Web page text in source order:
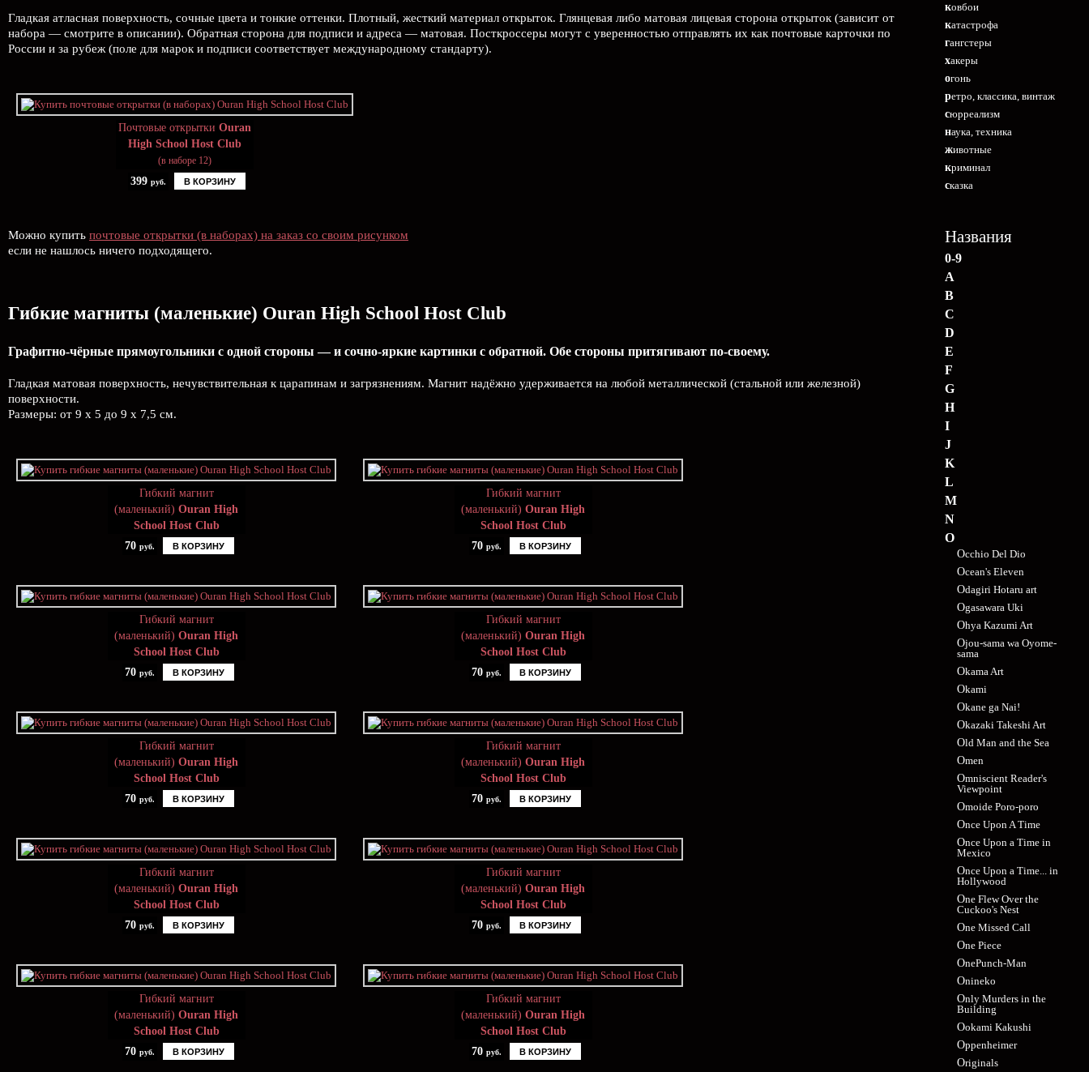
Гладкая атласная поверхность, сочные цвета и тонкие оттенки. Плотный, жесткий материал открыток. Глянцевая либо матовая лицевая сторона открыток (зависит от
набора — смотрите в описании). Обратная сторона для подписи и адреса — матовая. Посткроссеры могут с уверенностью отправлять их как почтовые карточки по
России и за рубеж (поле для марок и подписи соответствует международному стандарту).
Почтовые открытки Ouran
High School Host Club
(в наборе 12)
399 руб. В КОРЗИНУ
Можно купить почтовые открытки (в наборах) на заказ со своим рисунком
если не нашлось ничего подходящего.
Гибкие магниты (маленькие) Ouran High School Host Club
Графитно-чёрные прямоугольники с одной стороны — и сочно-яркие картинки с обратной. Обе стороны притягивают по-своему.
Гладкая матовая поверхность, нечувствительная к царапинам и загрязнениям. Магнит надёжно удерживается на любой металлической (стальной или железной)
поверхности.
Размеры: от 9 х 5 до 9 х 7,5 см.
Гибкий магнит
(маленький) Ouran High
School Host Club
70 руб. В КОРЗИНУ
Гибкий магнит
(маленький) Ouran High
School Host Club
70 руб. В КОРЗИНУ
Гибкий магнит
(маленький) Ouran High
School Host Club
70 руб. В КОРЗИНУ
Гибкий магнит
(маленький) Ouran High
School Host Club
70 руб. В КОРЗИНУ
Гибкий магнит
(маленький) Ouran High
School Host Club
70 руб. В КОРЗИНУ
Гибкий магнит
(маленький) Ouran High
School Host Club
70 руб. В КОРЗИНУ
Гибкий магнит
(маленький) Ouran High
School Host Club
70 руб. В КОРЗИНУ
Гибкий магнит
(маленький) Ouran High
School Host Club
70 руб. В КОРЗИНУ
Гибкий магнит
(маленький) Ouran High
School Host Club
70 руб. В КОРЗИНУ
Гибкий магнит
(маленький) Ouran High
School Host Club
70 руб. В КОРЗИНУ
ковбои
катастрофа
гангстеры
хакеры
огонь
ретро, классика, винтаж
сюрреализм
наука, техника
животные
криминал
сказка
Названия
0-9
A
B
C
D
E
F
G
H
I
J
K
L
M
N
O
Occhio Del Dio
Ocean's Eleven
Odagiri Hotaru art
Ogasawara Uki
Ohya Kazumi Art
Ojou-sama wa Oyome-
sama
Okama Art
Okami
Okane ga Nai!
Okazaki Takeshi Art
Old Man and the Sea
Omen
Omniscient Reader's
Viewpoint
Omoide Poro-poro
Once Upon A Time
Once Upon a Time in
Mexico
Once Upon a Time... in
Hollywood
One Flew Over the
Cuckoo's Nest
One Missed Call
One Piece
OnePunch-Man
Onineko
Only Murders in the
Building
Ookami Kakushi
Oppenheimer
Originals